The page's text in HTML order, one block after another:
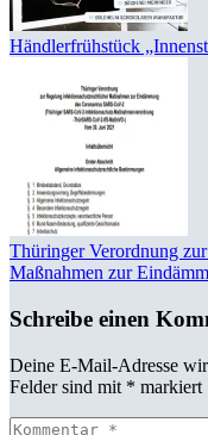
Händlerfrühstück
Thüringer Verordnung
Maßnahmen zur
Schreibe einen
Deine E-Mail-Adresse
Felder sind mit * markiert